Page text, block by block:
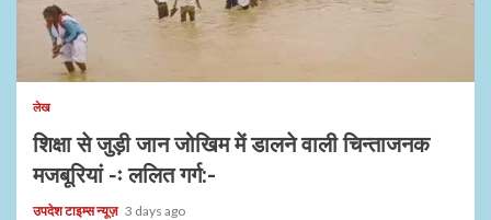
1 min read
लेख
शिक्षा से जुड़ी जान जोखिम में डालने वाली चिन्ताजनक
मजबूरियां -ः ललित गर्ग:-
उपदेश टाइम्स न्यूज़ 3 days ago